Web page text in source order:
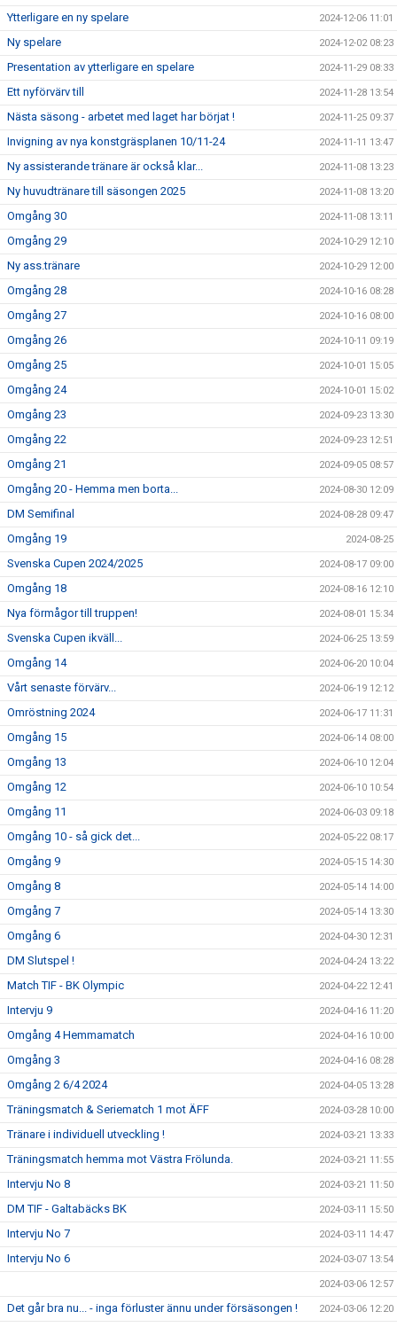
Ytterligare en ny spelare 2024-12-06 11:01
Ny spelare 2024-12-02 08:23
Presentation av ytterligare en spelare 2024-11-29 08:33
Ett nyförvärv till 2024-11-28 13:54
Nästa säsong - arbetet med laget har börjat ! 2024-11-25 09:37
Invigning av nya konstgräsplanen 10/11-24 2024-11-11 13:47
Ny assisterande tränare är också klar... 2024-11-08 13:23
Ny huvudtränare till säsongen 2025 2024-11-08 13:20
Omgång 30 2024-11-08 13:11
Omgång 29 2024-10-29 12:10
Ny ass.tränare 2024-10-29 12:00
Omgång 28 2024-10-16 08:28
Omgång 27 2024-10-16 08:00
Omgång 26 2024-10-11 09:19
Omgång 25 2024-10-01 15:05
Omgång 24 2024-10-01 15:02
Omgång 23 2024-09-23 13:30
Omgång 22 2024-09-23 12:51
Omgång 21 2024-09-05 08:57
Omgång 20 - Hemma men borta... 2024-08-30 12:09
DM Semifinal 2024-08-28 09:47
Omgång 19 2024-08-25
Svenska Cupen 2024/2025 2024-08-17 09:00
Omgång 18 2024-08-16 12:10
Nya förmågor till truppen! 2024-08-01 15:34
Svenska Cupen ikväll... 2024-06-25 13:59
Omgång 14 2024-06-20 10:04
Vårt senaste förvärv... 2024-06-19 12:12
Omröstning 2024 2024-06-17 11:31
Omgång 15 2024-06-14 08:00
Omgång 13 2024-06-10 12:04
Omgång 12 2024-06-10 10:54
Omgång 11 2024-06-03 09:18
Omgång 10 - så gick det... 2024-05-22 08:17
Omgång 9 2024-05-15 14:30
Omgång 8 2024-05-14 14:00
Omgång 7 2024-05-14 13:30
Omgång 6 2024-04-30 12:31
DM Slutspel ! 2024-04-24 13:22
Match TIF - BK Olympic 2024-04-22 12:41
Intervju 9 2024-04-16 11:20
Omgång 4 Hemmamatch 2024-04-16 10:00
Omgång 3 2024-04-16 08:28
Omgång 2 6/4 2024 2024-04-05 13:28
Träningsmatch & Seriematch 1 mot ÄFF 2024-03-28 10:00
Tränare i individuell utveckling ! 2024-03-21 13:33
Träningsmatch hemma mot Västra Frölunda. 2024-03-21 11:55
Intervju No 8 2024-03-21 11:50
DM TIF - Galtabäcks BK 2024-03-11 15:50
Intervju No 7 2024-03-11 14:47
Intervju No 6 2024-03-07 13:54
2024-03-06 12:57
Det går bra nu... - inga förluster ännu under försäsongen ! 2024-03-06 12:20